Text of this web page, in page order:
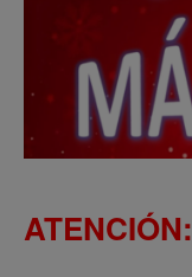
ATENCIÓN: